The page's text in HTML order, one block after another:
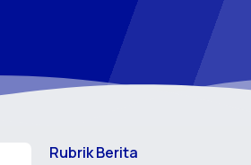
Rubrik Berita